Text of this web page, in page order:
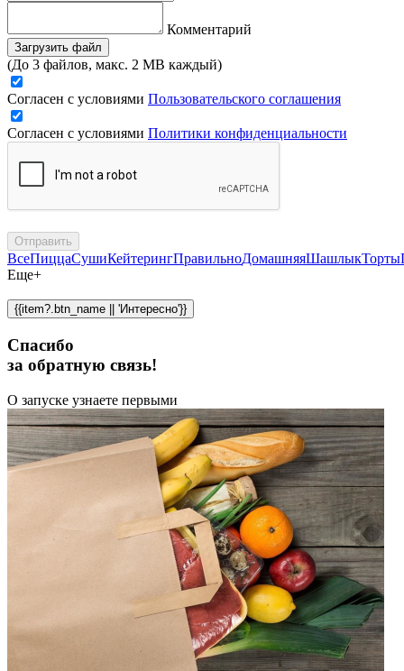
Комментарий
Загрузить файл
(До 3 файлов, макс. 2 MB каждый)
Согласен с условиями Пользовательского соглашения
Согласен с условиями Политики конфиденциальности
Отправить
ВсеПиццаСушиКейтерингПравильноДомашняяШашлыкТорты
Еще+
{{item?.btn_name || 'Интересно'}}
Спасибо
за обратную связь!
О запуске узнаете первыми